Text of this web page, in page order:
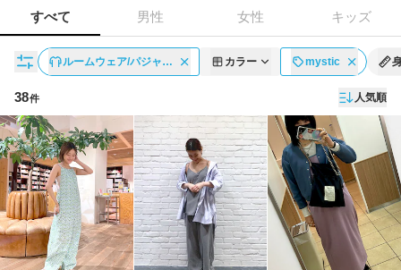
すべて 男性 女性 キッズ
ルームウェア/パジャ… カラー mystic
38件 人気順
コーディネート一覧